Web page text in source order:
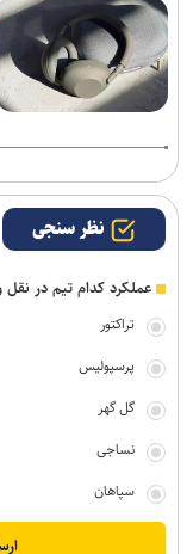
نظر سنجی
عملکرد کدام تیم در نقل
تراکتور
پرسپولیس
گل گهر
نساجی
سپاهان